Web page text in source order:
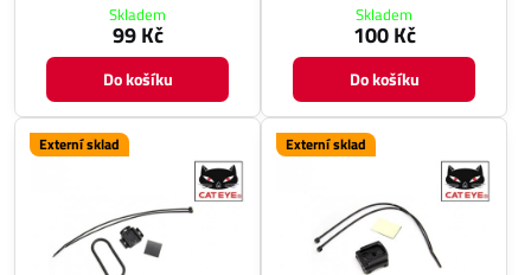
Skladem
99 Kč
Do košíku
Skladem
100 Kč
Do košíku
Externí sklad Externí sklad